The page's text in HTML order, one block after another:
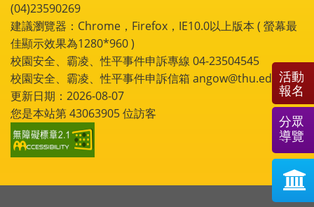
(04)23590269
建議瀏覽器：Chrome，Firefox，IE10.0以上版本 ( 螢幕最
佳顯示效果為1280*960 )
校園安全、霸凌、性平事件申訴專線 04-23504545
校園安全、霸凌、性平事件申訴信箱 angow@thu.edu.tw
更新日期：2026-08-07
您是本站第43063905位訪客
活動
報名
分眾
導覽